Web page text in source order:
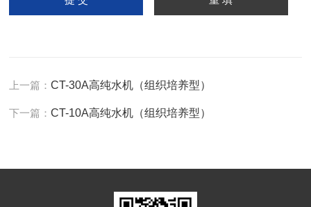
上一篇：CT-30A高纯水机（组织培养型）
下一篇：CT-10A高纯水机（组织培养型）